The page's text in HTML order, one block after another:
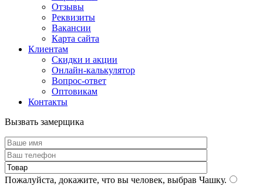
Отзывы
Реквизиты
Вакансии
Карта сайта
Клиентам
Скидки и акции
Онлайн-калькулятор
Вопрос-ответ
Оптовикам
Контакты
Вызвать замерщика
Пожалуйста, докажите, что вы человек, выбрав Чашку.